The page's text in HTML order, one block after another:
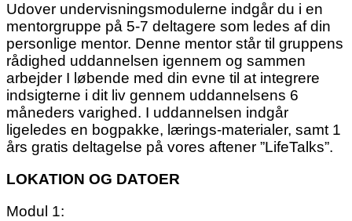
Udover undervisningsmodulerne indgår du i en
mentorgruppe på 5-7 deltagere som ledes af din
personlige mentor. Denne mentor står til gruppens
rådighed uddannelsen igennem og sammen
arbejder I løbende med din evne til at integrere
indsigterne i dit liv gennem uddannelsens 6
måneders varighed. I uddannelsen indgår
ligeledes en bogpakke, lærings-materialer, samt 1
års gratis deltagelse på vores aftener ”LifeTalks”.
LOKATION OG DATOER
Modul 1: